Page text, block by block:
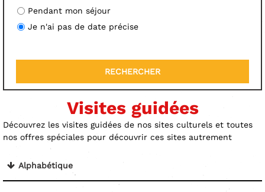
Pendant mon séjour
Je n'ai pas de date précise
Visites guidées
Découvrez les visites guidées de nos sites culturels et toutes
nos offres spéciales pour découvrir ces sites autrement
Alphabétique